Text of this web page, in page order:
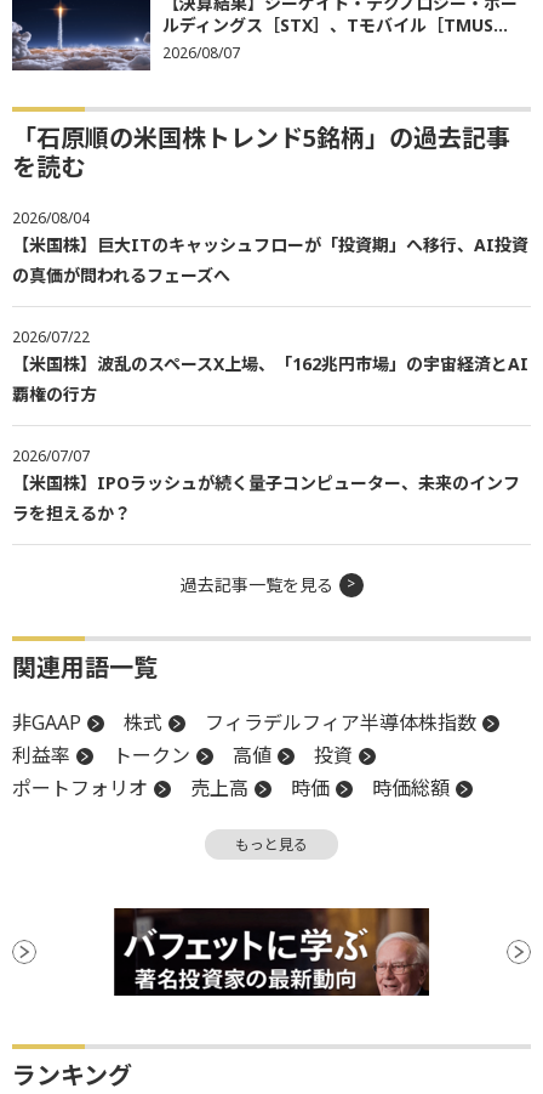
ルディングス［STX］、Tモバイル［TMUS...
2026/08/07
「石原順の米国株トレンド5銘柄」の過去記事
を読む
2026/08/04
【米国株】巨大ITのキャッシュフローが「投資期」へ移行、AI投資
の真価が問われるフェーズへ
2026/07/22
【米国株】波乱のスペースX上場、「162兆円市場」の宇宙経済とAI
覇権の行方
2026/07/07
【米国株】IPOラッシュが続く量子コンピューター、未来のインフ
ラを担えるか？
過去記事一覧を見る
関連用語一覧
非GAAP 株式
フィラデルフィア半導体株指数
利益率
トークン 高値
投資
ポートフォリオ
売上高 時価
時価総額
もっと見る
ランキング